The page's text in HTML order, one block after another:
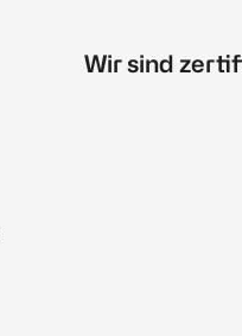
Wir sind